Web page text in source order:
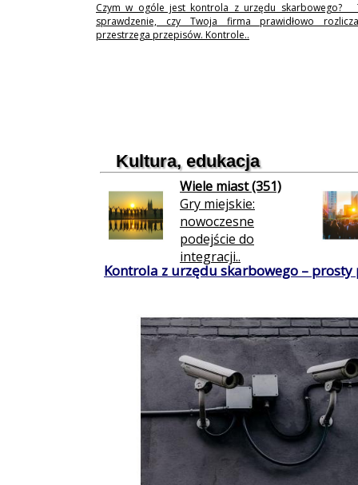
Czym w ogóle jest kontrola z urzędu skarbowego?
sprawdzenie, czy Twoja firma prawidłowo
przestrzega przepisów. Kontrole..
Kultura, edukacja
Wiele miast (351)
Gry miejskie:
nowoczesne
podejście do
integracji..
Kontrola z urzędu skarbowego –